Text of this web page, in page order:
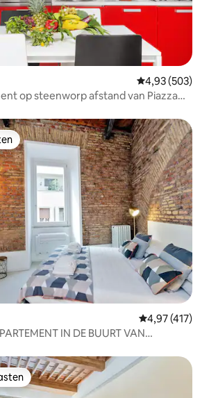
Gemiddelde
4,93 (503)
op steenworp afstand van Piazza
Gemiddelde
4,97 (417)
IN DE BUURT VAN